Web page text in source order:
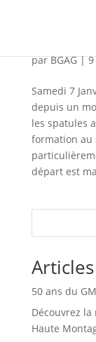
parBGAG|
Samedi 7
depuis un
les spatules
formation au
départ est
50 ans du
Découvrez
Haute